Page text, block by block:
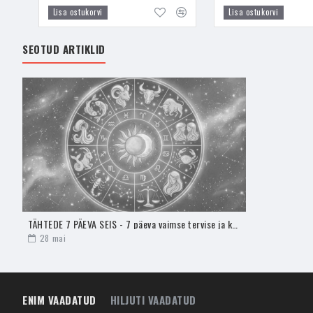
- Sodaliit on kasulik
energiablokaade, siis
- Sodaliit aitab mõista
Sodaliit aitab mõista
seotud intuitsiooniga,
õppimisele ja enda
- Seda kristalli kandes
toob leevendust
nendel kristallidel on
- Sodaliit on sportlaste
oska seda lihtsalt
Lisa ostukorvi Lisa ostukorvi
SEOTUD ARTIKLID
TÄHTEDE 7 PÄEVA SEIS - 7 päeva vaimse tervise ja kristallide teejuht kõikidele tähtkujudele
28 mai
ENIM VAADATUD HILJUTI VAADATUD